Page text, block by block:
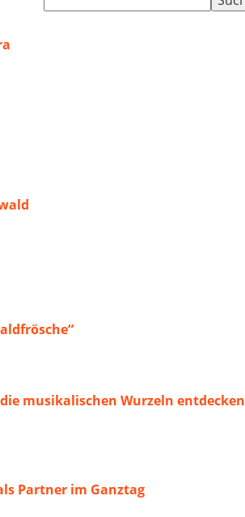
nach:
musikalischen Wurzeln entdecken
Partner im Ganztag